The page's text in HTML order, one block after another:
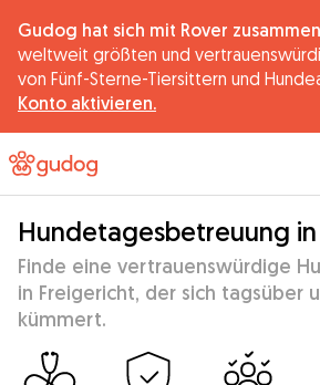
Gudog hat sich mit Rover
weltweit größten und
von Fünf-Sterne-Tiersittern und
Konto aktivieren.
Hundetagesbetreuung
Finde eine vertrauenswürdige
in Freigericht, der sich tagsüber
kümmert.